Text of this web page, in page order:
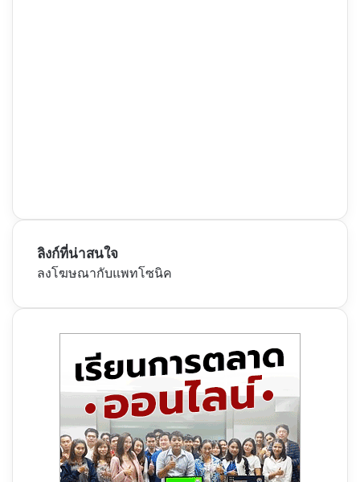
ลิงก์ที่น่าสนใจ
ลงโฆษณากับแพทโซนิค